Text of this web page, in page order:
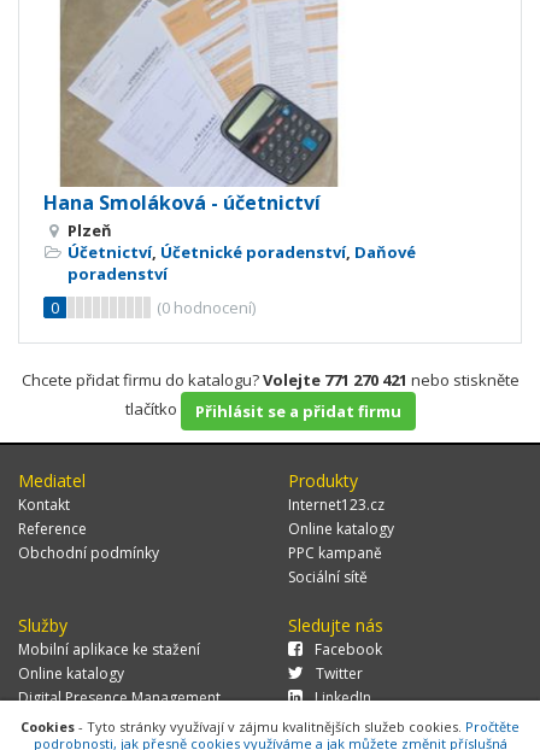
Hana Smoláková - účetnictví
Plzeň
Účetnictví, Účetnické poradenství, Daňové
poradenství
0
(0 hodnocení)
Chcete přidat firmu do katalogu?Volejte 771 270 421 nebo stiskněte
tlačítko
Přihlásit se a přidat firmu
Mediatel
Kontakt
Reference
Obchodní podmínky
Produkty
Internet123.cz
Online katalogy
PPC kampaně
Sociální sítě
Služby
Mobilní aplikace ke stažení
Online katalogy
Digital Presence Management
Více zákazníků
Sledujte nás
Facebook
Twitter
LinkedIn
Cookies - Tyto stránky využívají v zájmu kvalitnějších služeb cookies. Pročtěte
podrobnosti, jak přesně cookies využíváme a jak můžete změnit příslušná